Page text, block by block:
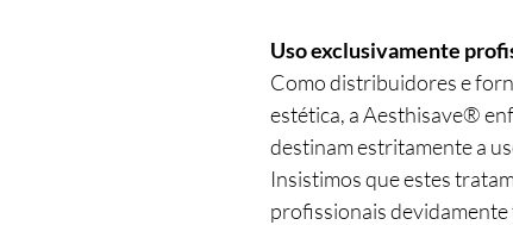
Uso exclusivamente
Como distribuidores e
estética, a Aesthisave®
destinam estritamente a
Insistimos que estes
profissionais